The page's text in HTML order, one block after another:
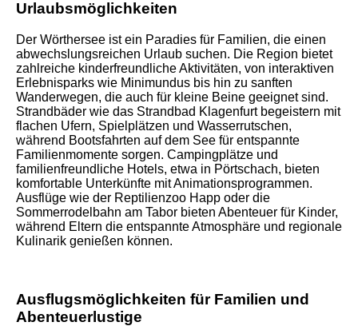
Urlaubsmöglichkeiten
Der Wörthersee ist ein Paradies für Familien, die einen
abwechslungsreichen Urlaub suchen. Die Region bietet
zahlreiche kinderfreundliche Aktivitäten, von interaktiven
Erlebnisparks wie Minimundus bis hin zu sanften
Wanderwegen, die auch für kleine Beine geeignet sind.
Strandbäder wie das Strandbad Klagenfurt begeistern mit
flachen Ufern, Spielplätzen und Wasserrutschen,
während Bootsfahrten auf dem See für entspannte
Familienmomente sorgen. Campingplätze und
familienfreundliche Hotels, etwa in Pörtschach, bieten
komfortable Unterkünfte mit Animationsprogrammen.
Ausflüge wie der Reptilienzoo Happ oder die
Sommerrodelbahn am Tabor bieten Abenteuer für Kinder,
während Eltern die entspannte Atmosphäre und regionale
Kulinarik genießen können.
Ausflugsmöglichkeiten für Familien und
Abenteuerlustige